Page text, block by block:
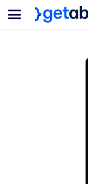
菜单
面向团队与管
为您的员工配备
帮助您的管理者
让团队更轻松地
面向人工智能